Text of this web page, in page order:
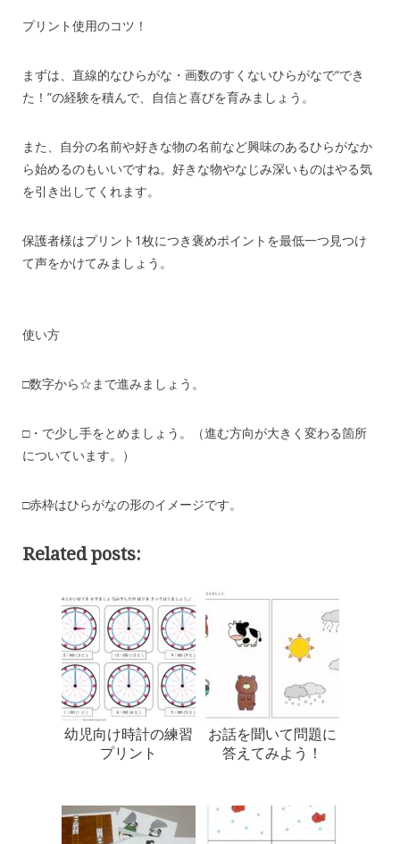
プリント使用のコツ！
まずは、直線的なひらがな・画数のすくないひらがなで“でき
た！”の経験を積んで、自信と喜びを育みましょう。
また、自分の名前や好きな物の名前など興味のあるひらがなか
ら始めるのもいいですね。好きな物やなじみ深いものはやる気
を引き出してくれます。
保護者様はプリント1枚につき褒めポイントを最低一つ見つけ
て声をかけてみましょう。
使い方
□数字から☆まで進みましょう。
□・で少し手をとめましょう。（進む方向が大きく変わる箇所
についています。）
□赤枠はひらがなの形のイメージです。
Related posts:
幼児向け時計の練習
プリント
お話を聞いて問題に
答えてみよう！